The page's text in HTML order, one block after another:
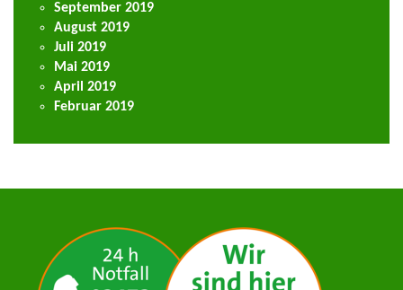
September 2019
August 2019
Juli 2019
Mai 2019
April 2019
Februar 2019